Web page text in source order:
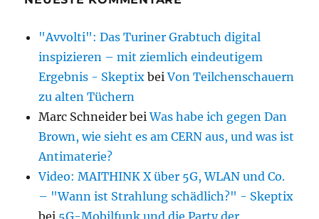
"Avvolti": Das Turiner Grabtuch digital
inspizieren – mit ziemlich eindeutigem
Ergebnis - Skeptix beiVon Teilchenschauern
zu alten Tüchern
Marc Schneider beiWas habe ich gegen Dan
Brown, wie sieht es am CERN aus, und was ist
Antimaterie?
Video: MAITHINK X über 5G, WLAN und Co.
– "Wann ist Strahlung schädlich?" - Skeptix